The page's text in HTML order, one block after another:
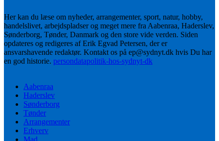
Her kan du læse om nyheder, arrangementer, sport, natur, hobby,
handelslivet, arbejdspladser og meget mere fra Aabenraa, Haderslev,
Sønderborg, Tønder, Danmark og den store vide verden. Siden
opdateres og redigeres af Erik Egvad Petersen, der er
ansvarshavende redaktør. Kontakt os på ep@sydnyt.dk hvis Du har
en god historie. persondatapolitik-hos-sydnyt-dk
Aabenraa
Haderslev
Sønderborg
Tønder
Arrangementer
Erhverv
Mad